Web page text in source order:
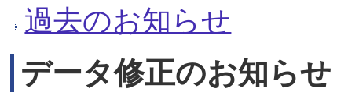
過去のお知らせ
データ修正のお知らせ